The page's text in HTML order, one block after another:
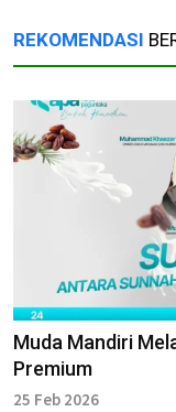
REKOMENDASI
Muda Mandiri
Premium
25 Feb 2026